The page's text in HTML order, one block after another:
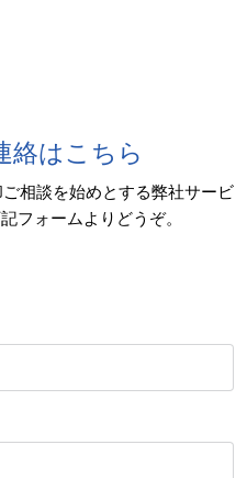
絡はこちら
相談を始めとする弊社サービ
フォームよりどうぞ。